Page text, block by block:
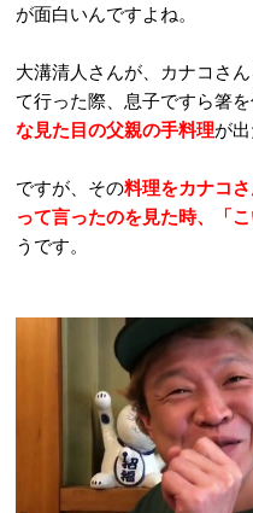
が面白いんですよね。
大溝清人さんが、カナコさ
て行った際、息子ですら箸
な見た目の父親の手料理が出
ですが、その料理をカナコ
って言ったのを見た時、「
うです。